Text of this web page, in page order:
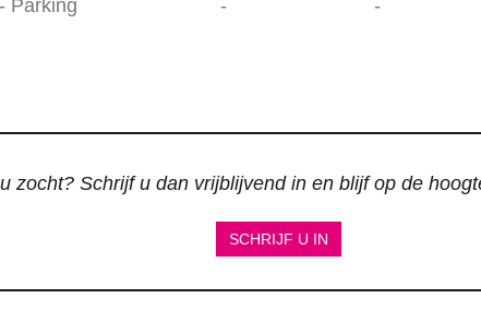
Parking - -
zocht? Schrijf u dan vrijblijvend in en blijf op de
SCHRIJF U IN